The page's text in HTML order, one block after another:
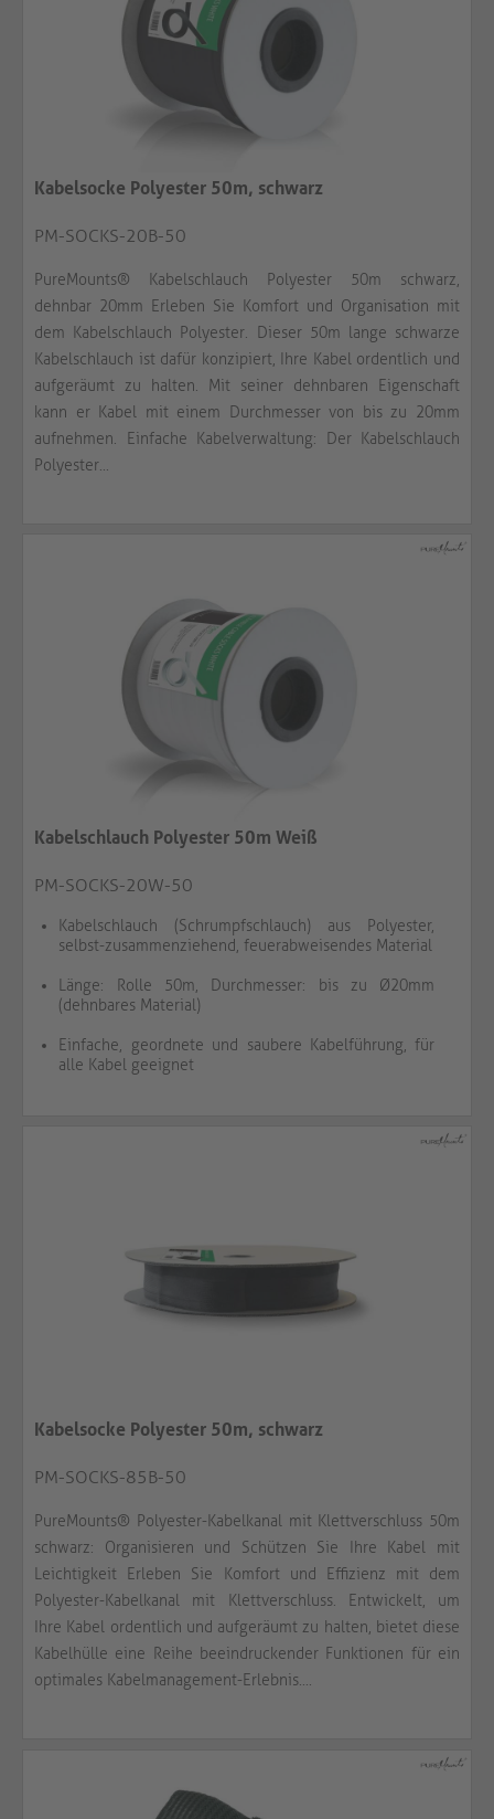
Kabelsocke Polyester 50m, schwarz
PM-SOCKS-20B-50
PureMounts® Kabelschlauch Polyester 50m schwarz,
dehnbar 20mm Erleben Sie Komfort und Organisation mit
dem Kabelschlauch Polyester. Dieser 50m lange schwarze
Kabelschlauch ist dafür konzipiert, Ihre Kabel ordentlich und
aufgeräumt zu halten. Mit seiner dehnbaren Eigenschaft
kann er Kabel mit einem Durchmesser von bis zu 20mm
aufnehmen. Einfache Kabelverwaltung: Der Kabelschlauch
Polyester...
Kabelschlauch Polyester 50m Weiß
PM-SOCKS-20W-50
Kabelschlauch (Schrumpfschlauch) aus Polyester,
selbst-zusammenziehend, feuerabweisendes Material
Länge: Rolle 50m, Durchmesser: bis zu Ø20mm
(dehnbares Material)
Einfache, geordnete und saubere Kabelführung, für
alle Kabel geeignet
Kabelsocke Polyester 50m, schwarz
PM-SOCKS-85B-50
PureMounts® Polyester-Kabelkanal mit Klettverschluss 50m
schwarz: Organisieren und Schützen Sie Ihre Kabel mit
Leichtigkeit Erleben Sie Komfort und Effizienz mit dem
Polyester-Kabelkanal mit Klettverschluss. Entwickelt, um
Ihre Kabel ordentlich und aufgeräumt zu halten, bietet diese
Kabelhülle eine Reihe beeindruckender Funktionen für ein
optimales Kabelmanagement-Erlebnis....